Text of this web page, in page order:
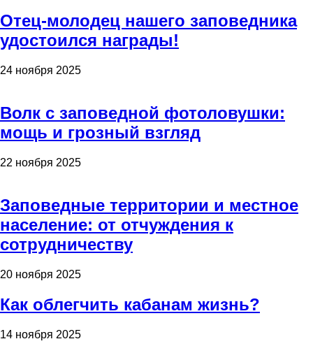
Отец-молодец нашего заповедника
удостоился награды!
24 ноября 2025
Волк с заповедной фотоловушки:
мощь и грозный взгляд
22 ноября 2025
Заповедные территории и местное
население: от отчуждения к
сотрудничеству
20 ноября 2025
Как облегчить кабанам жизнь?
14 ноября 2025